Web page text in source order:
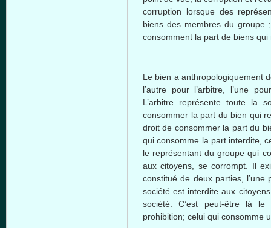
corruption lorsquedes
biens des membresdu groupe;
consomment la part de biens qui
Le bien aanthropologiquement
l’autre pour l’arbitre l’une
L’arbitre
représente toute la
consommer la part du bien qui
droit de consommerla part du
quiconsomme la part interdite ,
le représentant dugroupe qui
auxcitoyens , secorrompt . Il
constitué de deuxparties, l’une
société est interdite aux citoyens
société .C’est peut-être là le
prohibition; celui qui consomme